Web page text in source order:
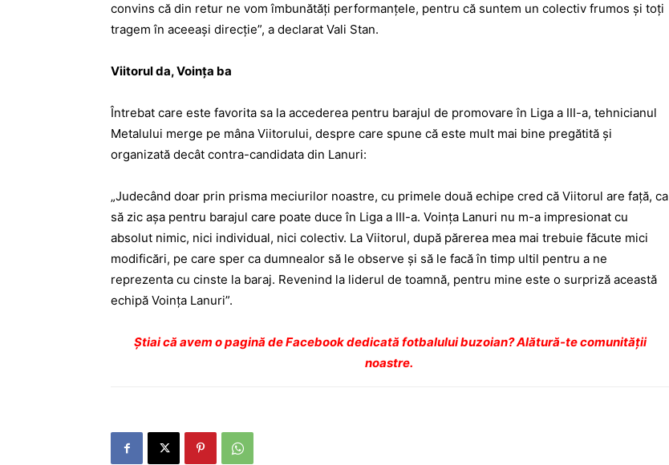
convins că din retur ne vom îmbunătăți performanțele, pentru că suntem un colectiv frumos și toți
tragem în aceeași direcție”, a declarat Vali Stan.
Viitorul da, Voința ba
Întrebat care este favorita sa la accederea pentru barajul de promovare în Liga a III-a, tehnicianul
Metalului merge pe mâna Viitorului, despre care spune că este mult mai bine pregătită și
organizată decât contra-candidata din Lanuri:
„Judecând doar prin prisma meciurilor noastre, cu primele două echipe cred că Viitorul are față, ca
să zic așa pentru barajul care poate duce în Liga a III-a. Voința Lanuri nu m-a impresionat cu
absolut nimic, nici individual, nici colectiv. La Viitorul, după părerea mea mai trebuie făcute mici
modificări, pe care sper ca dumnealor să le observe și să le facă în timp ultil pentru a ne
reprezenta cu cinste la baraj. Revenind la liderul de toamnă, pentru mine este o surpriză această
echipă Voința Lanuri”.
Ştiai că avem o pagină de Facebook dedicată fotbalului buzoian? Alătură-te comunității
noastre.